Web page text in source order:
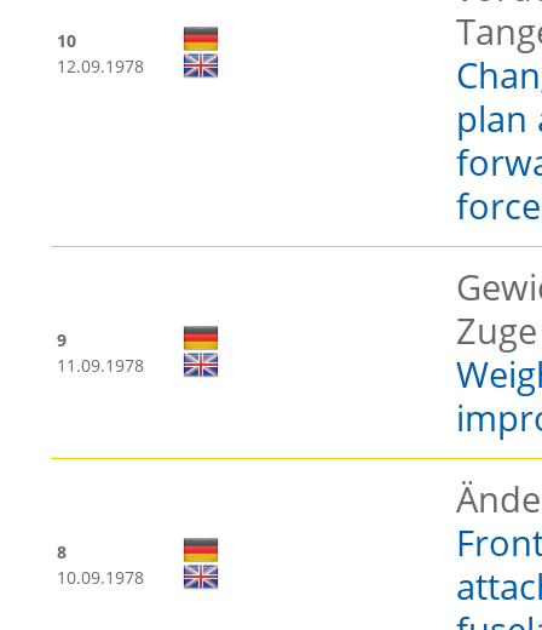
10
12.09.1978
plan
9
11.09.1978
8
10.09.1978